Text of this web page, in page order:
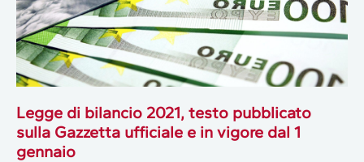
Legge di bilancio 2021, testo pubblicato
sulla Gazzetta ufficiale e in vigore dal 1
gennaio